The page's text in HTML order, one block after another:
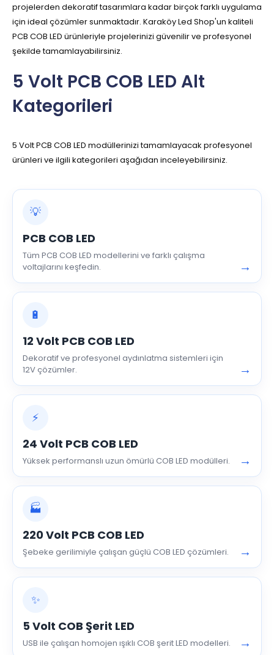
projelerden dekoratif tasarımlara kadar birçok farklı uygulama
için ideal çözümler sunmaktadır. Karaköy Led Shop'un kaliteli
PCB COB LED ürünleriyle projelerinizi güvenilir ve profesyonel
şekilde tamamlayabilirsiniz.
5 Volt PCB COB LED Alt
Kategorileri
5 Volt PCB COB LED modüllerinizi tamamlayacak profesyonel
ürünleri ve ilgili kategorileri aşağıdan inceleyebilirsiniz.
💡
PCB COB LED
Tüm PCB COB LED modellerini ve farklı çalışma
voltajlarını keşfedin.
→
🔋
12 Volt PCB COB LED
Dekoratif ve profesyonel aydınlatma sistemleri için
12V çözümler.
→
⚡
24 Volt PCB COB LED
Yüksek performanslı uzun ömürlü COB LED modülleri. →
🏭
220 Volt PCB COB LED
Şebeke gerilimiyle çalışan güçlü COB LED çözümleri. →
✨
5 Volt COB Şerit LED
USB ile çalışan homojen ışıklı COB şerit LED modelleri. →